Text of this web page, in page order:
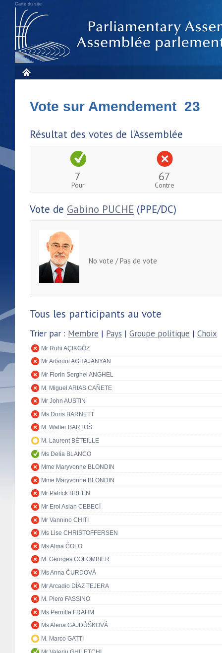
Carte du site
Vote sur Amendement 23
Résultat des votes de l'Assemblée
7
Pour
67
Contre
Vote de Gabino PUCHE (PPE/DC)
No vote / Pas de vote
Tous les participants au vote
Trier par : Membre | Pays | Groupe politique | Choix
Mr Ruhi AÇIKGÖZ
Mr Artsruni AGHAJANYAN
Mr Florin Serghei ANGHEL
M. Miguel ARIAS CAÑETE
Mr John AUSTIN
Ms Doris BARNETT
M. Walter BARTOŠ
M. Laurent BÉTEILLE
Ms Delia BLANCO
Mme Maryvonne BLONDIN
Mme Maryvonne BLONDIN
Mr Patrick BREEN
Mr Erol Aslan CEBECİ
Mr Vannino CHITI
Ms Lise CHRISTOFFERSEN
Ms Alma ČOLO
M. Georges COLOMBIER
Ms Anna ČURDOVÁ
Mr Arcadio DÍAZ TEJERA
M. Piero FASSINO
Ms Pernille FRAHM
Ms Alena GAJDŮŠKOVÁ
M. Marco GATTI